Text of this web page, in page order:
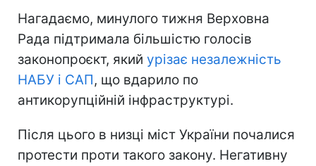
Нагадаємо, минулого тижня Верховна
Рада підтримала більшістю голосів
законопроєкт, який урізає незалежність
НАБУ і САП, що вдарило по
антикорупційній інфраструктурі.
Після цього в низці міст України почалися
протести проти такого закону. Негативну